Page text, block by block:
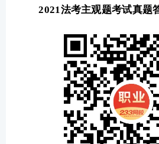
2021法考主观题考试真题